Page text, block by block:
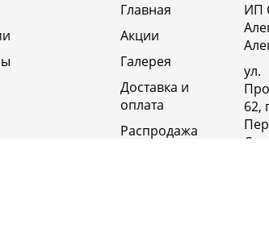
Главная
Акции
Галерея
Доставка и
оплата
Распродажа
ИП
ул.
62,